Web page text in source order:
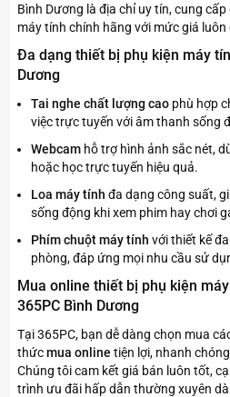
Bình Dương là địa chỉ uy tín, cung
máy tính chính hãng với mức giá
Đa dạng thiết bị phụ kiện máy
Dương
Tai nghe chất lượng cao phù hợp
việc trực tuyến với âm thanh sống
Webcam hỗ trợ hình ảnh sắc nét,
hoặc học trực tuyến hiệu quả.
Loa máy tính đa dạng công suất,
sống động khi xem phim hay chơi
Phím chuột máy tính với thiết kế
phòng, đáp ứng mọi nhu cầu sử
Mua online thiết bị phụ kiện
365PC Bình Dương
Tại 365PC, bạn dễ dàng chọn mua
thứcmua online tiện lợi, nhanh
Chúng tôi cam kết giá bán luôn tốt,
trình ưu đãi hấp dẫn thường xuyên